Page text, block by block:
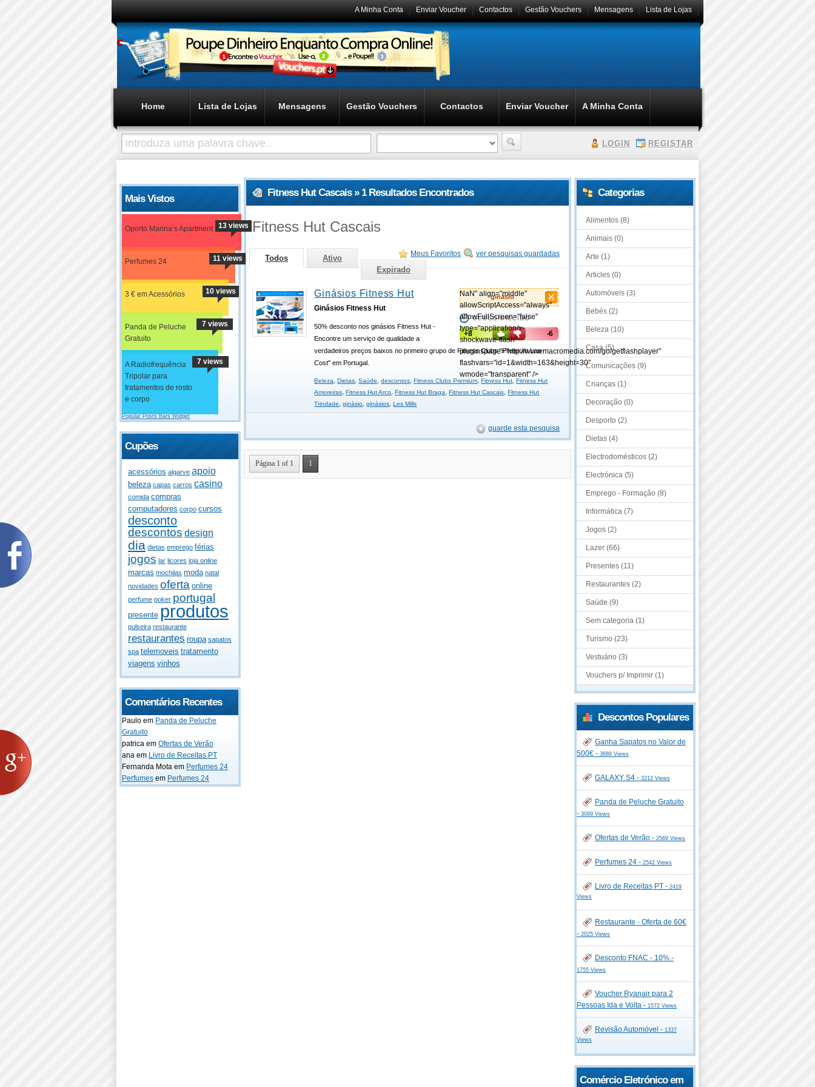
Lista de Lojas
Mensagens
Gestão Vouchers
Contactos
Enviar Voucher
A Minha Conta
Home Lista de Lojas Mensagens Gestão Vouchers Contactos Enviar Voucher A Minha Conta
LOGIN REGISTAR
Mais Vistos
Oporto Marina’s Apartment 13 views
Perfumes 24 11 views
3 € em Acessórios 10 views
Panda de Peluche
Gratuito
7 views
A Radiofrequência
Tripolar para
tratamentos de rosto
e corpo
7 views
Popular Posts Bars Widget
Cupões
acessórios algarve apoio
beleza capas carros casino
comida compras
computadores corpo cursos
desconto
descontos design
dia dietas emprego férias
jogos lar licores loja online
marcas mochilas moda natal
novidades oferta online
perfume poker portugal
presente produtos
pulseira restaurante
restaurantes roupa sapatos
spa telemoveis tratamento
viagens vinhos
Comentários Recentes
Paulo em Panda de Peluche
Gratuito
patrica em Ofertas de Verão
ana em Livro de Receitas PT
Fernanda Mota em Perfumes 24
Perfumes em Perfumes 24
Fitness Hut Cascais » 1 Resultados Encontrados
Fitness Hut Cascais
ver pesquisas guardadas
Meus Favoritos
Todos
Ativo
Expirado
ginasio
NaN" align="middle"
allowScriptAccess="always"
allowFullScreen="false"
type="application/x-
shockwave-flash"
pluginspage="http://www.macromedia.com/go/getflashplayer"
flashvars="id=1&width=163&height=30"
wmode="transparent" />
DESCONHECIDO
+8 -6
Ginásios Fitness Hut
Ginásios Fitness Hut
50% desconto nos ginásios Fitness Hut -
Encontre um serviço de qualidade a
verdadeiros preços baixos no primeiro grupo de Fitness Clubs "Premium Low-
Cost" em Portugal.
Beleza ,Dietas ,Saúde ,descontos ,Fitness Clubs Premium ,Fitness Hut ,Fitness Hut
Amoreiras ,Fitness Hut Arco ,Fitness Hut Braga ,Fitness Hut Cascais ,Fitness Hut
Trindade
,ginásio ,ginásios ,Les Mills
guarde esta pesquisa
Página 1 of 1 1
Categorias
Alimentos (8)
Animais (0)
Arte (1)
Articles (0)
Automóveis (3)
Bebés (2)
Beleza (10)
Casa (5)
Comunicações (9)
Crianças (1)
Decoração (0)
Desporto (2)
Dietas (4)
Electrodomésticos (2)
Electrónica (5)
Emprego - Formação (8)
Informática (7)
Jogos (2)
Lazer (66)
Presentes (11)
Restaurantes (2)
Saúde (9)
Sem categoria (1)
Turismo (23)
Vestuário (3)
Vouchers p/ Imprimir (1)
Descontos Populares
Ganha Sapatos no Valor de
500€ - 3688 Views
GALAXY S4 - 3212 Views
Panda de Peluche Gratuito
- 3099 Views
Ofertas de Verão - 2569 Views
Perfumes 24 - 2542 Views
Livro de Receitas PT - 2419
Views
Restaurante - Oferta de 60€
- 2025 Views
Desconto FNAC - 10% -
1755 Views
Voucher Ryanair para 2
Pessoas Ida e Volta - 1572 Views
Revisão Automóvel - 1337
Views
Comércio Eletrónico em